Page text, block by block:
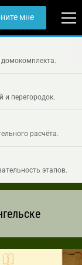
мне
и перегородок.
расчёта.
этапов.